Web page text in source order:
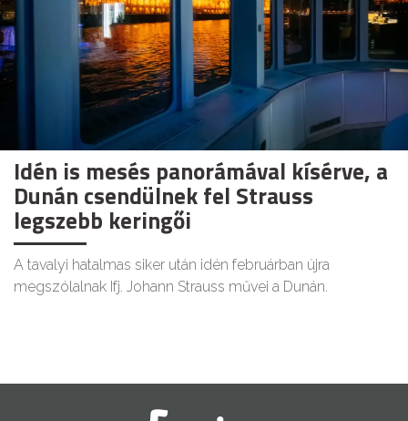
Idén is mesés panorámával kísérve, a
Dunán csendülnek fel Strauss
legszebb keringői
A tavalyi hatalmas siker után idén februárban újra
megszólalnak Ifj. Johann Strauss művei a Dunán.